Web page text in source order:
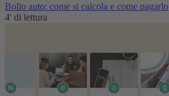
Bollo auto: come si calcola e come pagarlo
4' di lettura